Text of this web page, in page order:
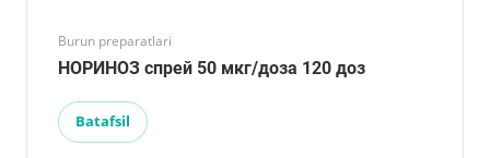
Burun preparatlari
НОРИНОЗ спрей 50 мкг/доза 120 доз
Batafsil